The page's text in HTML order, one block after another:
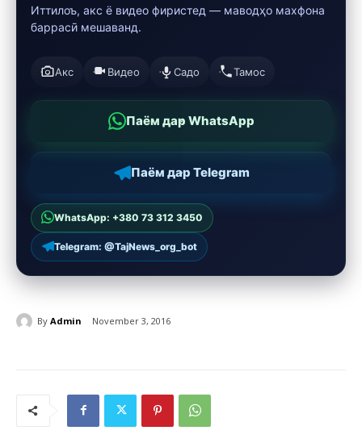
Иттилоъ, акс ё видео фиристед — маводҳо махфона
баррасӣ мешаванд.
Акс Видео Садо Тамос
Паём дар WhatsApp
Паём дар Telegram
WhatsApp: +380 73 312 3450
Telegram: @TajNews_org_bot
By Admin November 3, 2016